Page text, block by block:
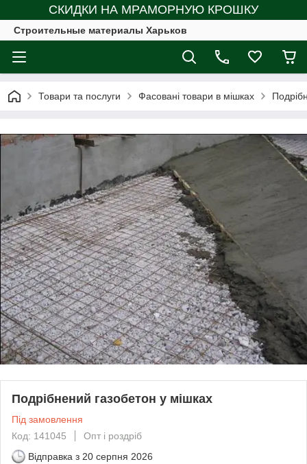
СКИДКИ НА МРАМОРНУЮ КРОШКУ
Строительные материалы Харьков
Товари та послуги Фасовані товари в мішках
Подрібнений газобетон у мішках
Під замовлення
Код: 141045
Опт і роздріб
Відправка з 20 серпня 2026